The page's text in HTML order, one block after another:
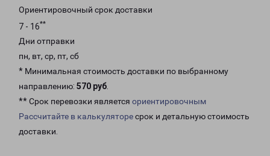
Ориентировочный срок доставки
7 - 16**
Дни отправки
пн, вт, ср, пт, сб
* Минимальная стоимость доставки по выбранному
направлению: 570 руб.
** Срок перевозки является ориентировочным
Рассчитайте в калькуляторесрок и детальную стоимость
доставки.